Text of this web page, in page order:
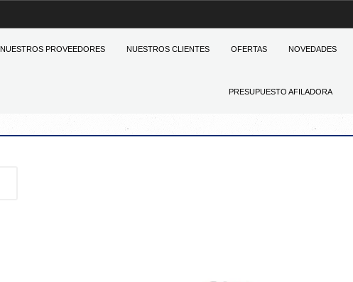
NUESTROS PROVEEDORES NUESTROS CLIENTES OFERTAS NOVEDADES
PRESUPUESTO AFILADORA